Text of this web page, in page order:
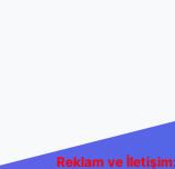
Reklam ve İletişim: